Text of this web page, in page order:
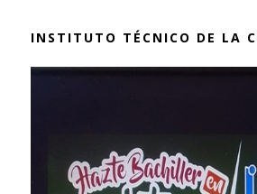
INSTITUTO TÉCNICO DE LA